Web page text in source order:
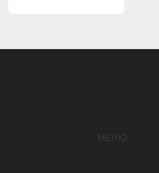
МЕНЮ